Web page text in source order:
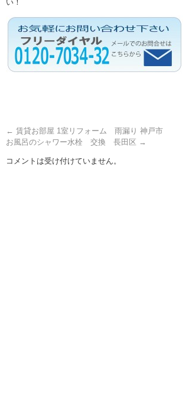
い！
← 賃貸お部屋 1室リフォーム 雨漏り 神戸市
お風呂のシャワー水栓 交換 長田区 →
コメントは受け付けていません。